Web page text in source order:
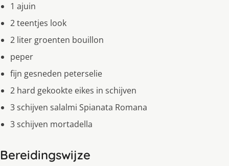
1 ajuin
2 teentjes look
2 liter groenten bouillon
peper
fijn gesneden peterselie
2 hard gekookte eikes in schijven
3 schijven salalmi Spianata Romana
3 schijven mortadella
Bereidingswijze